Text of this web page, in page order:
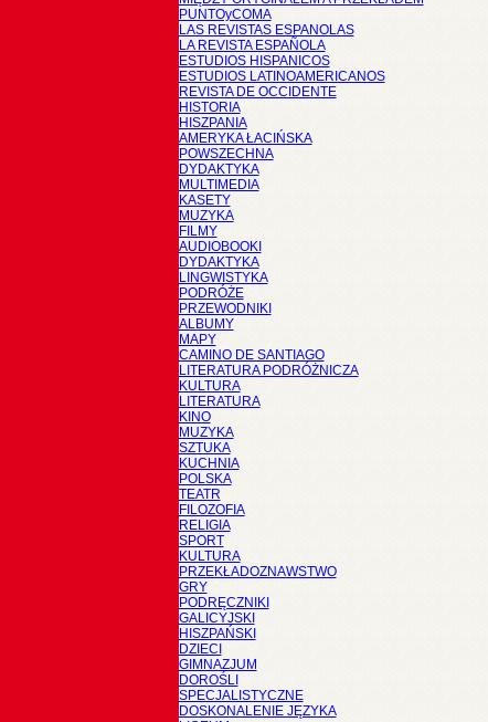
PUNTOyCOMA
LAS REVISTAS ESPANOLAS
LA REVISTA ESPAÑOLA
ESTUDIOS HISPANICOS
ESTUDIOS LATINOAMERICANOS
REVISTA DE OCCIDENTE
HISTORIA
HISZPANIA
AMERYKA ŁACIŃSKA
POWSZECHNA
DYDAKTYKA
MULTIMEDIA
KASETY
MUZYKA
FILMY
AUDIOBOOKI
DYDAKTYKA
LINGWISTYKA
PODRÓŻE
PRZEWODNIKI
ALBUMY
MAPY
CAMINO DE SANTIAGO
LITERATURA PODRÓŻNICZA
KULTURA
LITERATURA
KINO
MUZYKA
SZTUKA
KUCHNIA
POLSKA
TEATR
FILOZOFIA
RELIGIA
SPORT
KULTURA
PRZEKŁADOZNAWSTWO
GRY
PODRĘCZNIKI
GALICYJSKI
HISZPAŃSKI
DZIECI
GIMNAZJUM
DOROŚLI
SPECJALISTYCZNE
DOSKONALENIE JĘZYKA